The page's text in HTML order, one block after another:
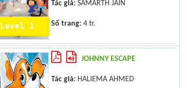
Level 1
Tác giả: SAMARTH JAIN
Số trang: 4 tr.
JOHNNY ESCAPE
Tác giả: HALIEMA AHMED